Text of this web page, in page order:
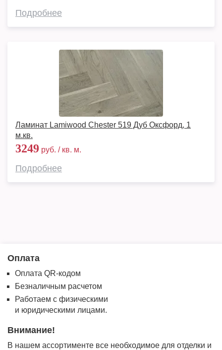
Подробнее
Ламинат Lamiwood Chester 519 Дуб Оксфорд, 1
м.кв.
3249 руб. / кв. м.
Подробнее
Оплата
Оплата QR-кодом
Безналичным расчетом
Работаем с физическими
и юридическими лицами.
Внимание!
В нашем ассортименте все необходимое для отделки и